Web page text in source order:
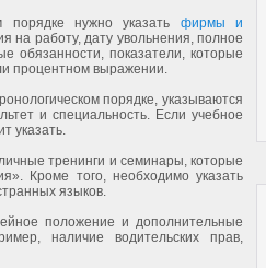
нужно указать фирмы и
на работу, дату увольнения, полное
обязанности, показатели, которые
процентном выражении.
порядке, указываются
и специальность. Если учебное
указать.
тренинги и семинары, которые
Кроме того, необходимо указать
языков.
положение и дополнительные
наличие водительских прав,